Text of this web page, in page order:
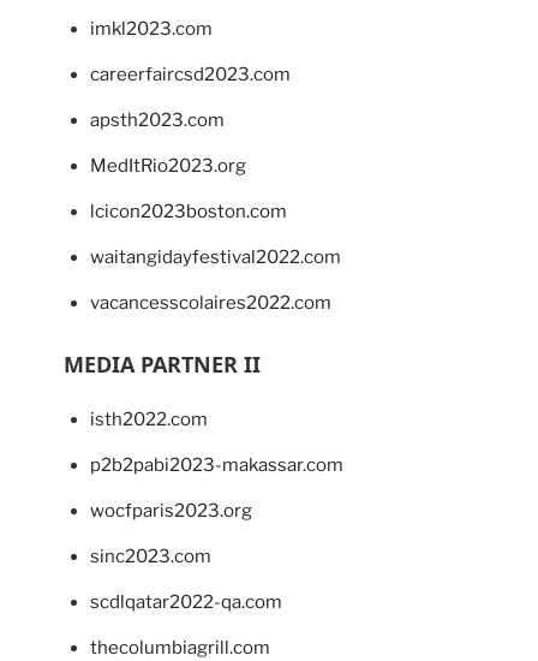
imkl2023.com
careerfaircsd2023.com
apsth2023.com
MedItRio2023.org
lcicon2023boston.com
waitangidayfestival2022.com
vacancesscolaires2022.com
MEDIA PARTNER II
isth2022.com
p2b2pabi2023-makassar.com
wocfparis2023.org
sinc2023.com
scdlqatar2022-qa.com
thecolumbiagrill.com